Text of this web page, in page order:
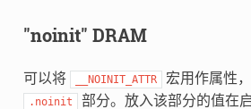
"noinit" DRAM
可以将 __NOINIT_ATTR 宏用作属性
.noinit
部分。放入该部分的值在